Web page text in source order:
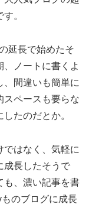
。
延長で始めたそ
、ノートに書くよ
、間違いも簡単に
スペースも要らな
たのだとか。
ではなく、気軽に
成長したそうで
も、濃い記事を書
のブログに成長